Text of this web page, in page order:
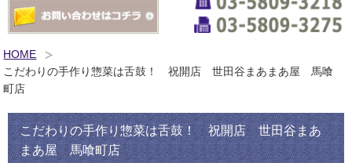
HOME
こだわりの手作り惣菜は舌鼓！ 祝開店 世田谷まあまあ屋 馬喰
町店
こだわりの手作り惣菜は舌鼓！ 祝開店 世田谷まあ
まあ屋 馬喰町店